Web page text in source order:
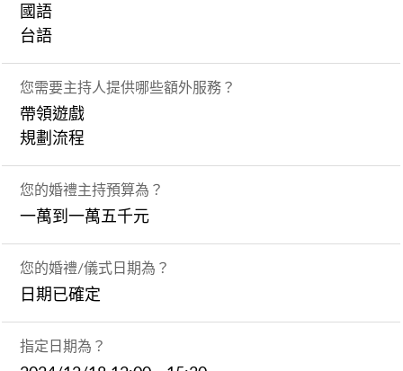
國語
台語
您需要主持人提供哪些額外服務？
帶領遊戲
規劃流程
您的婚禮主持預算為？
一萬到一萬五千元
您的婚禮/儀式日期為？
日期已確定
指定日期為？